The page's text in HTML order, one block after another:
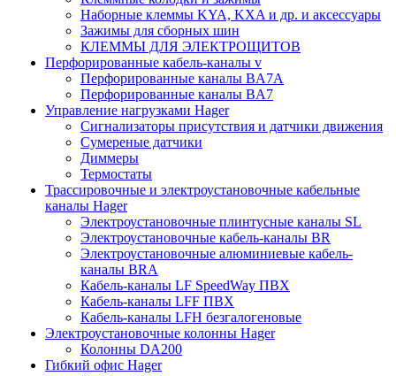
Наборные клеммы KYA, KXA и др. и аксессуары
Зажимы для сборных шин
КЛЕММЫ ДЛЯ ЭЛЕКТРОЩИТОВ
Перфорированные кабель-каналы v
Перфорированные каналы BA7A
Перфорированные каналы BA7
Управление нагрузками Hager
Сигнализаторы присутствия и датчики движения
Сумереные датчики
Диммеры
Термостаты
Трассировочные и электроустановочные кабельные
каналы Hager
Электроустановочные плинтусные каналы SL
Электроустановочные кабель-каналы BR
Электроустановочные алюминиевые кабель-
каналы BRA
Кабель-каналы LF SpeedWay ПВХ
Кабель-каналы LFF ПВХ
Кабель-каналы LFH безгалогеновые
Электроустановочные колонны Hager
Колонны DA200
Гибкий офис Hager